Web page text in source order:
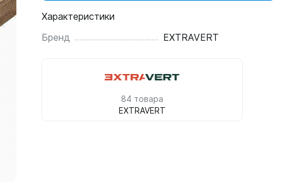
Характеристики
Бренд
EXTRAVERT
84 товара
EXTRAVERT